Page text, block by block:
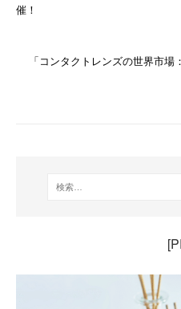
催！
「コンタクトレンズの世界市